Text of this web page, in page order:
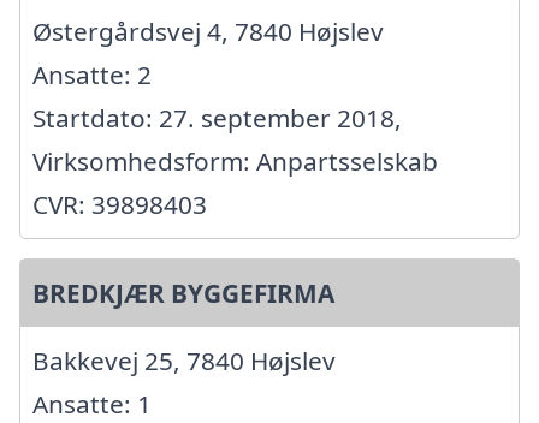
Østergårdsvej 4, 7840 Højslev
Ansatte: 2
Startdato: 27. september 2018,
Virksomhedsform: Anpartsselskab
CVR: 39898403
BREDKJÆR BYGGEFIRMA
Bakkevej 25, 7840 Højslev
Ansatte: 1